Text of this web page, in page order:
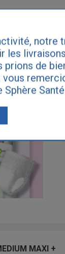
MAXI +
MAXI +
notre
les
prions de
Sphère Santé